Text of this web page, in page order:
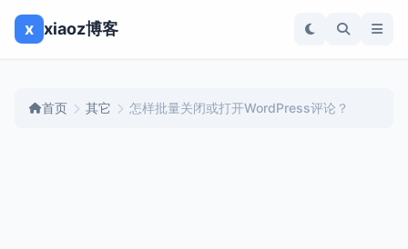
x xiaoz博客
首页 其它 怎样批量关闭或打开WordPress评论？